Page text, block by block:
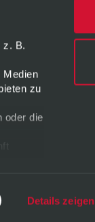
z. B.
Medien
zu
oder die
Details zeigen